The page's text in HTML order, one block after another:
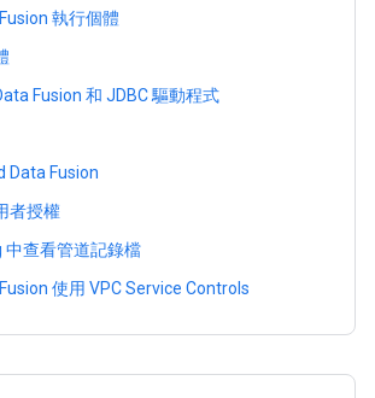
執行個體
Fusion 和 JDBC 驅動程式
Data Fusion
者授權
中查看管道記錄檔
使用 VPC Service Controls